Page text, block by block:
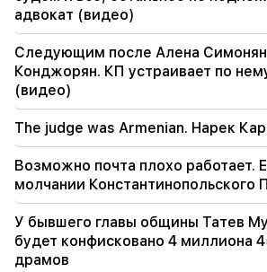
Это была неописуемая
прозвучал Государственный
Андреасян
19:50
Россия сбила военный поезд с
«Искандером». Судья по делу
самоотвод (видео)
19:38
The judge was Armenian. Нарек
адвокат (видео)
Следующим после Алена
Конджорян. КП устраивает по
(видео)
The judge was Armenian. Нарек
Возможно почта плохо работает.
молчании Константинопольского
У бывшего главы общины Татев
будет конфисковано 4 миллиона
драмов